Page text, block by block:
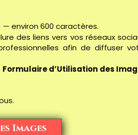
environ 600 caractères.
des liens vers vos réseaux
afin de diffuser
Formulaire d’Utilisation des
Images